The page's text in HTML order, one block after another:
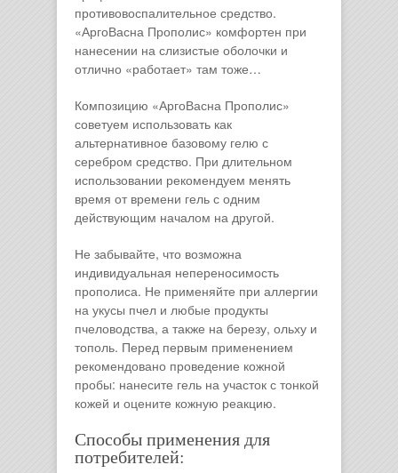
противовоспалительное средство.
«АргоВасна Прополис» комфортен при
нанесении на слизистые оболочки и
отлично «работает» там тоже…
Композицию «АргоВасна Прополис»
советуем использовать как
альтернативное базовому гелю с
серебром средство. При длительном
использовании рекомендуем менять
время от времени гель с одним
действующим началом на другой.
Не забывайте, что возможна
индивидуальная непереносимость
прополиса. Не применяйте при аллергии
на укусы пчел и любые продукты
пчеловодства, а также на березу, ольху и
тополь. Перед первым применением
рекомендовано проведение кожной
пробы: нанесите гель на участок с тонкой
кожей и оцените кожную реакцию.
Способы применения для
потребителей: